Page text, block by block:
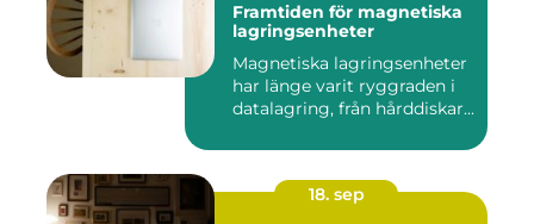
Framtiden för magnetiska
lagringsenheter
Magnetiska lagringsenheter
har länge varit ryggraden i
datalagring, från hårddiskar...
18. sep